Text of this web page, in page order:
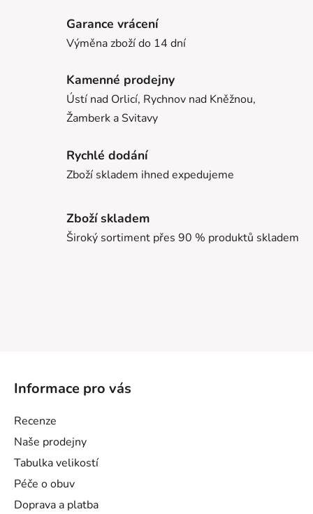
Garance vrácení
Výměna zboží do 14 dní
Kamenné prodejny
Ústí nad Orlicí, Rychnov nad Kněžnou,
Žamberk a Svitavy
Rychlé dodání
Zboží skladem ihned expedujeme
Zboží skladem
Široký sortiment přes 90 % produktů skladem
Informace pro vás
Recenze
Naše prodejny
Tabulka velikostí
Péče o obuv
Doprava a platba